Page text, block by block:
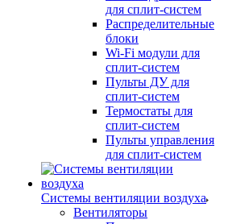
для сплит-систем
Распределительные
блоки
Wi-Fi модули для
сплит-систем
Пульты ДУ для
сплит-систем
Термостаты для
сплит-систем
Пульты управления
для сплит-систем
Системы вентиляции воздуха
Вентиляторы